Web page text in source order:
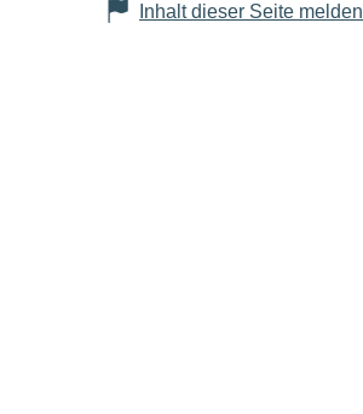
Inhalt dieser Seite melden